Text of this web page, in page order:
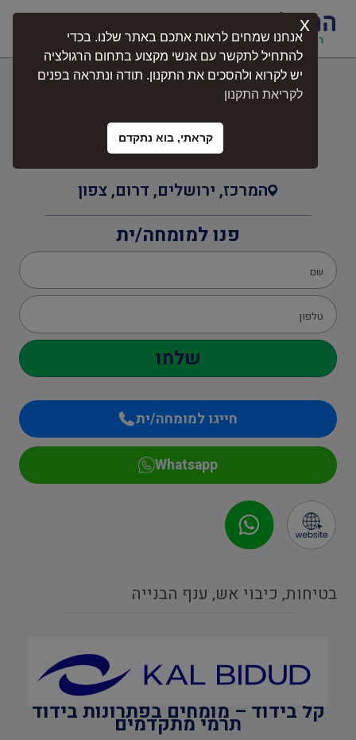
המרכז,ירושלים,דרום,צפון
פנו למומחה/ית
שלחו
חייגו למומחה/ית
Whatsapp
בטיחות, כיבוי אש, ענף הבנייה
קל בידוד – מומחים בפתרונות בידוד
תרמי מתקדמים
אנחנו שמחים לראות אתכם באתר שלנו. בכדי
להתחיל לתקשר עם אנשי מקצוע בתחום הרגולציה
יש לקרוא ולהסכים את התקנון. תודה ונתראה בפנים
לקריאת התקנון
קראתי, בוא נתקדם
x